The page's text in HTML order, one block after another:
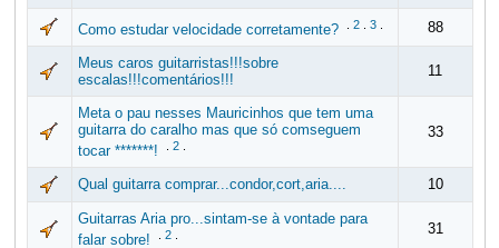
Como estudar velocidade corretamente? 2. 3. 88
Meus caros guitarristas!!!sobre
escalas!!!comentários!!!
11
Meta o pau nesses Mauricinhos que tem uma
guitarra do caralho mas que só comseguem
tocar *******!
2.
33
Qual guitarra comprar...condor,cort,aria.... 10
Guitarras Aria pro...sintam-se à vontade para
falar sobre!
2. 31